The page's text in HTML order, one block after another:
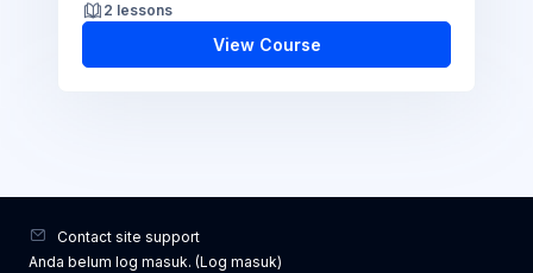
2 lessons
View Course
Contact site support
Anda belum log masuk. (Log masuk)